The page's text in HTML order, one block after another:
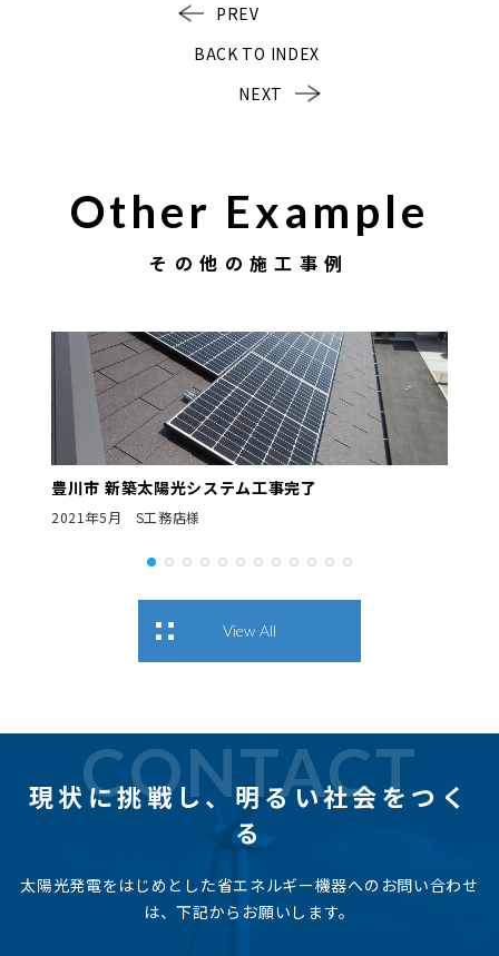
PREV
BACK TO INDEX
NEXT
Other Example
その他の施工事例
豊川市 新築太陽光システム工事完了
2021年5月 S工務店様
View All
CONTACT
現状に挑戦し、明るい社会をつく
る
太陽光発電をはじめとした省エネルギー機器へのお問い合わせ
は、下記からお願いします。